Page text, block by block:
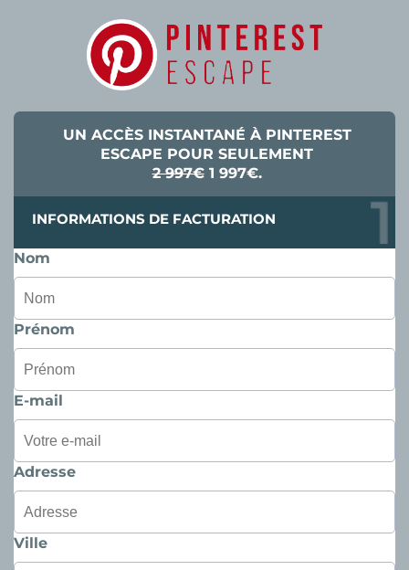
UN ACCÈS INSTANTANÉ À PINTEREST
ESCAPE POUR SEULEMENT
2 997€1 997€.
INFORMATIONS DE FACTURATION
Nom
Prénom
E-mail
Adresse
Ville